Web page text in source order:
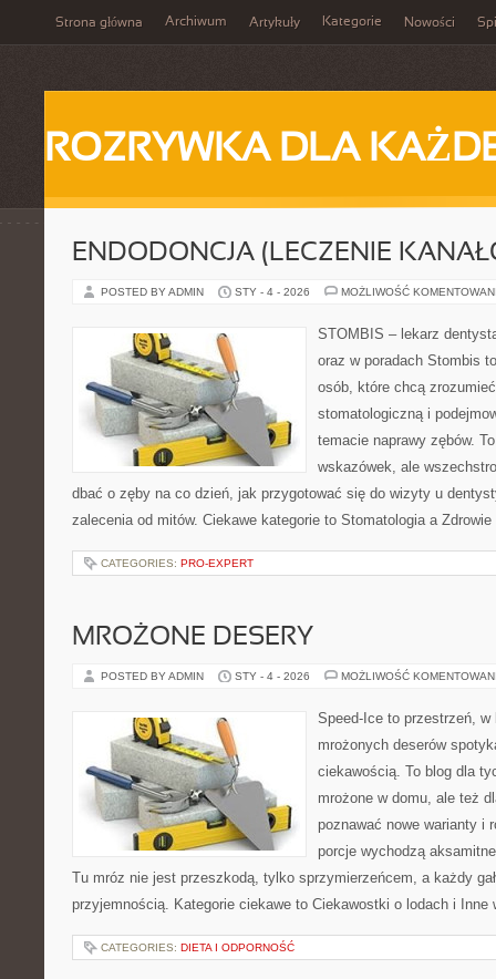
Strona główna Archiwum Artykuły Kategorie Nowości
ROZRYWKA DLA
ENDODONCJA (LECZENIE
POSTED BY ADMIN STY - 4 - 2026 MOŻLIWOŚĆ
STOMBIS – lekarz
oraz w poradach Stombis
osób, które chcą
stomatologiczną i
temacie naprawy zębów.
wskazówek, ale
dbać o zęby na co dzień, jak przygotować się do wizyty u
zalecenia od mitów. Ciekawe kategorie to Stomatologia a
CATEGORIES: PRO-EXPERT
MROŻONE DESERY
POSTED BY ADMIN STY - 4 - 2026 MOŻLIWOŚĆ
Speed-Ice to przestrzeń,
mrożonych deserów
ciekawością. To blog dla
mrożone w domu, ale też
poznawać nowe warianty i
porcje wychodzą
Tu mróz nie jest przeszkodą, tylko sprzymierzeńcem, a każdy
przyjemnością. Kategorie ciekawe to Ciekawostki o lodach i
CATEGORIES: DIETA I ODPORNOŚĆ